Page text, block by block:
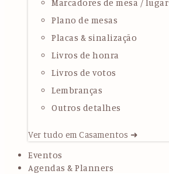
Marcadores de mesa / lugar
Plano de mesas
Placas & sinalização
Livros de honra
Livros de votos
Lembranças
Outros detalhes
Ver tudo em Casamentos ➜
Eventos
Agendas & Planners